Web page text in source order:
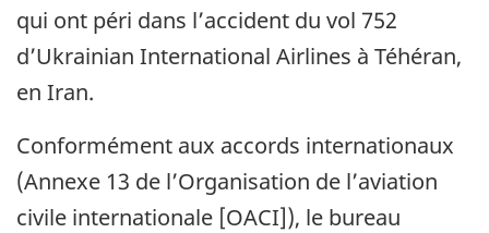
qui ont péri dans l’accident du vol 752
d’Ukrainian International Airlines à Téhéran,
en Iran.
Conformément aux accords internationaux
(Annexe 13 de l’Organisation de l’aviation
civile internationale [OACI]), le bureau